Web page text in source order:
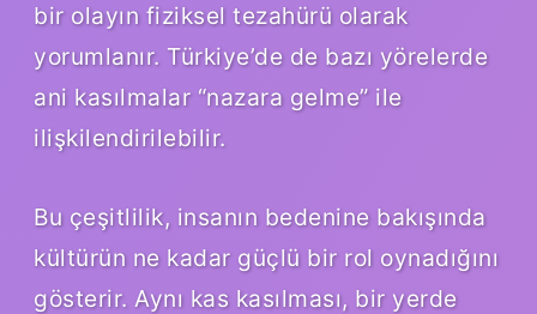
bir olayın fiziksel tezahürü olarak
yorumlanır. Türkiye’de de bazı yörelerde
ani kasılmalar “nazara gelme” ile
ilişkilendirilebilir.
Bu çeşitlilik, insanın bedenine bakışında
kültürün ne kadar güçlü bir rol oynadığını
gösterir. Aynı kas kasılması, bir yerde